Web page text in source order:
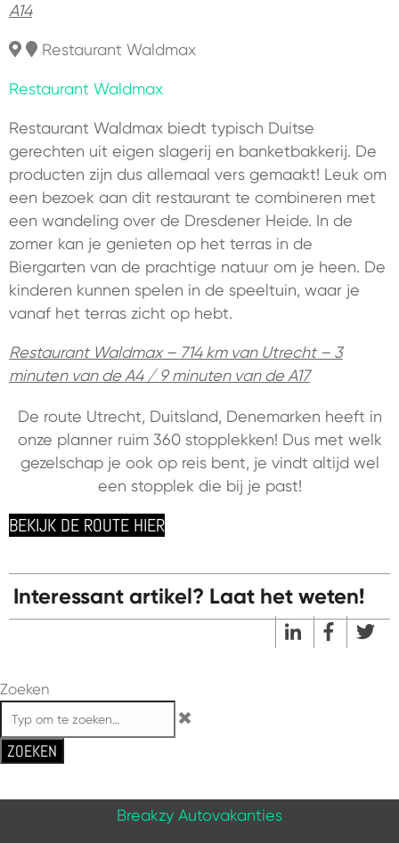
A14
Restaurant Waldmax
Restaurant Waldmax
Restaurant Waldmax biedt typisch Duitse
gerechten uit eigen slagerij en banketbakkerij. De
producten zijn dus allemaal vers gemaakt! Leuk om
een bezoek aan dit restaurant te combineren met
een wandeling over de Dresdener Heide. In de
zomer kan je genieten op het terras in de
Biergarten van de prachtige natuur om je heen. De
kinderen kunnen spelen in de speeltuin, waar je
vanaf het terras zicht op hebt.
Restaurant Waldmax – 714 km van Utrecht – 3
minuten van de A4 / 9 minuten van de A17
De route Utrecht, Duitsland, Denemarken heeft in
onze planner ruim 360 stopplekken! Dus met welk
gezelschap je ook op reis bent, je vindt altijd wel
een stopplek die bij je past!
BEKIJK DE ROUTE HIER
Interessant artikel? Laat het weten!
Zoeken
ZOEKEN
Breakzy Autovakanties